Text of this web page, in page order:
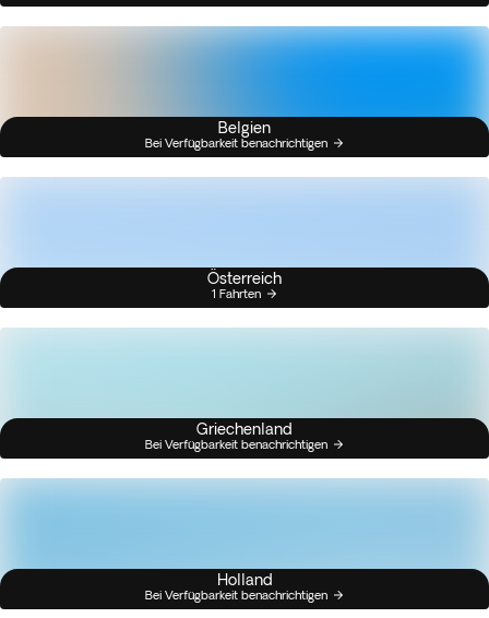
Belgien
Bei Verfügbarkeit benachrichtigen
Österreich
1 Fahrten
Griechenland
Bei Verfügbarkeit benachrichtigen
Holland
Bei Verfügbarkeit benachrichtigen